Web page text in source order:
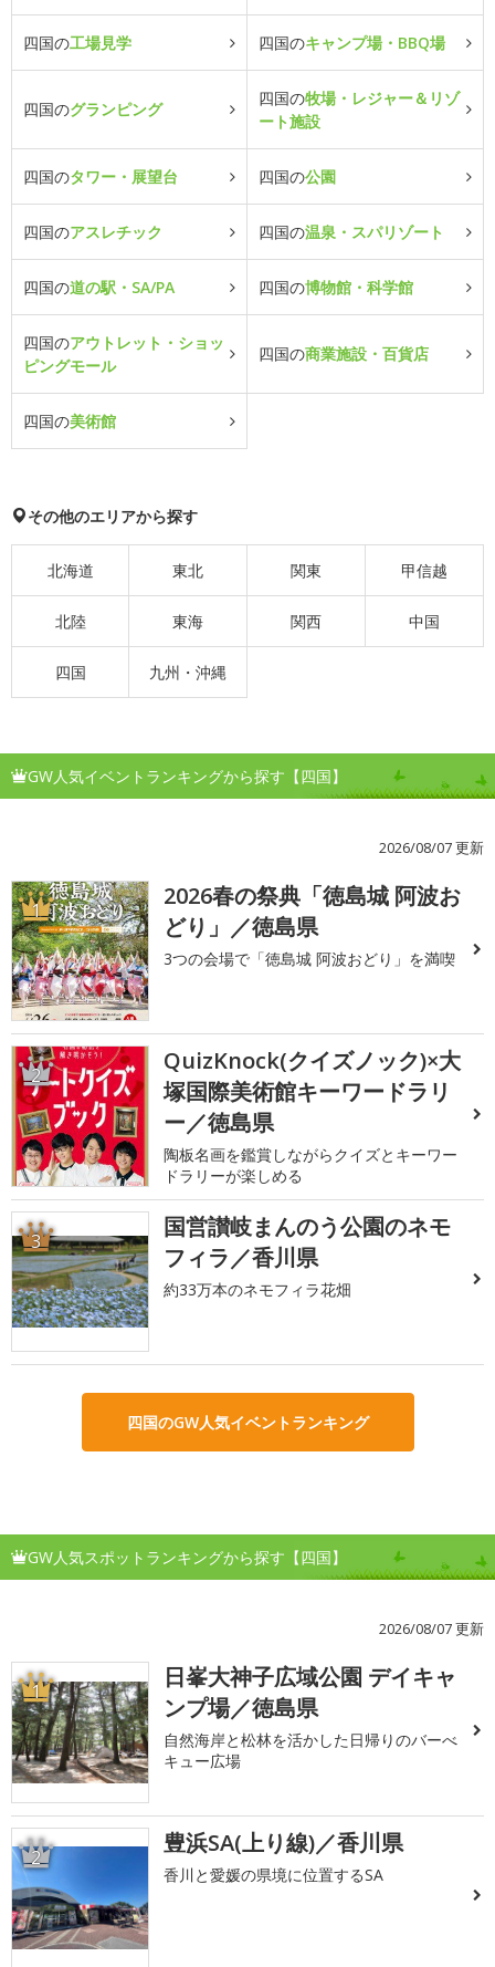
四国の工場見学 四国のキャンプ場・BBQ場
四国のグランピング
四国の牧場・レジャー＆リゾ
ート施設
四国のタワー・展望台 四国の公園
四国のアスレチック 四国の温泉・スパリゾート
四国の道の駅・SA/PA 四国の博物館・科学館
四国のアウトレット・ショッ
ピングモール
四国の商業施設・百貨店
四国の美術館
その他のエリアから探す
北海道 東北 関東 甲信越
北陸 東海 関西 中国
四国 九州・沖縄
GW人気イベントランキングから探す【四国】
2026/08/07 更新
1
2026春の祭典「徳島城 阿波お
どり」／徳島県
3つの会場で「徳島城 阿波おどり」を満喫
2
QuizKnock(クイズノック)×大
塚国際美術館キーワードラリ
ー／徳島県
陶板名画を鑑賞しながらクイズとキーワー
ドラリーが楽しめる
3
国営讃岐まんのう公園のネモ
フィラ／香川県
約33万本のネモフィラ花畑
四国のGW人気イベントランキング
GW人気スポットランキングから探す【四国】
2026/08/07 更新
1
日峯大神子広域公園 デイキャ
ンプ場／徳島県
自然海岸と松林を活かした日帰りのバーべ
キュー広場
2 豊浜SA(上り線)／香川県
香川と愛媛の県境に位置するSA